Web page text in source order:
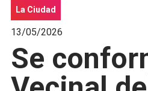
La Ciudad
13/05/2026
Se